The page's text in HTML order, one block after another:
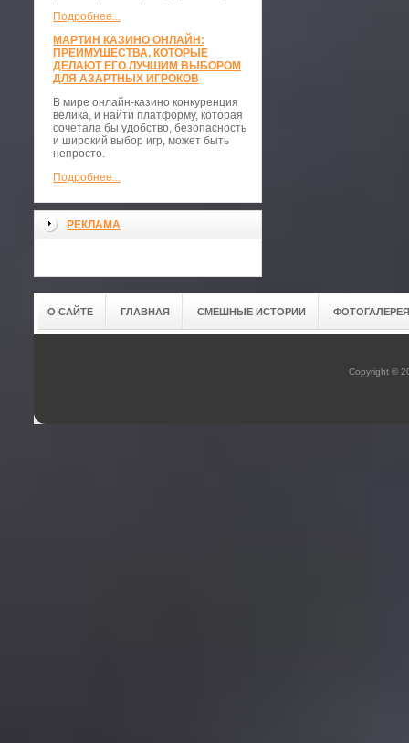
Подробнее...
МАРТИН КАЗИНО ОНЛАЙН:
ПРЕИМУЩЕСТВА, КОТОРЫЕ
ДЕЛАЮТ ЕГО ЛУЧШИМ ВЫБОРОМ
ДЛЯ АЗАРТНЫХ ИГРОКОВ
В мире онлайн-казино конкуренция
велика, и найти платформу, которая
сочетала бы удобство, безопасность
и широкий выбор игр, может быть
непросто.
Подробнее...
РЕКЛАМА
О САЙТЕ ГЛАВНАЯ СМЕШНЫЕ ИСТОРИИ ФОТОГАЛЕРЕЯ
Copyright ©